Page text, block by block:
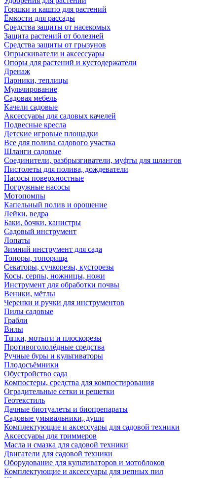
Горшки и кашпо для растений
Ёмкости для рассады
Средства защиты от насекомых
Защита растений от болезней
Средства защиты от грызунов
Опрыскиватели и аксессуары
Опоры для растений и кустодержатели
Дренаж
Парники, теплицы
Мульчирование
Садовая мебель
Качели садовые
Аксессуары для садовых качелей
Подвесные кресла
Детские игровые площадки
Все для полива садового участка
Шланги садовые
Соединители, разбрызгиватели, муфты для шлангов
Пистолеты для полива, дождеватели
Насосы поверхностные
Погружные насосы
Мотопомпы
Капельный полив и орошение
Лейки, ведра
Баки, бочки, канистры
Садовый инструмент
Лопаты
Зимний инструмент для сада
Топоры, топорища
Секаторы, сучкорезы, кусторезы
Косы, серпы, ножницы, ножи
Инструмент для обработки почвы
Веники, мётлы
Черенки и ручки для инструментов
Пилы садовые
Грабли
Вилы
Тяпки, мотыги и плоскорезы
Противогололёдные средства
Ручные буры и культиваторы
Плодосъёмники
Обустройство сада
Компостеры, средства для компостирования
Оградительные сетки и решетки
Геотекстиль
Дачные биотуалеты и биопрепараты
Садовые умывальники, души
Комплектующие и аксессуары для садовой техники
Аксессуары для триммеров
Масла и смазка для садовой техники
Двигатели для садовой техники
Оборудование для культиваторов и мотоблоков
Комплектующие и аксессуары для цепных пил